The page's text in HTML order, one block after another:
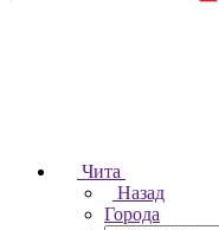
Чита
Назад
Города